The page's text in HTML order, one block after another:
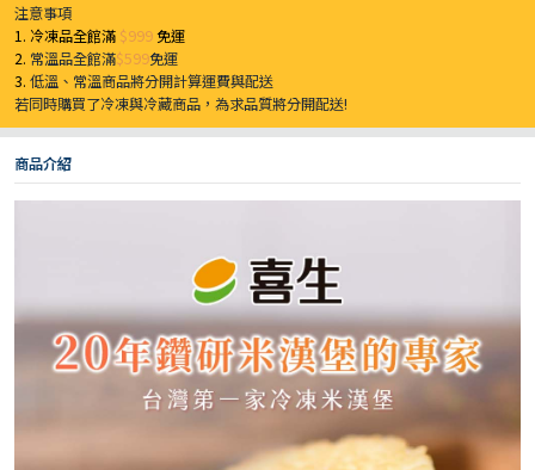
注意事項
1. 冷凍品全館滿 $999免運
2. 常溫品全館滿$599免運
3.低溫、常溫商品將分開計算運費與配送
若同時購買了冷凍與冷藏商品，為求品質將分開配送!
商品介紹